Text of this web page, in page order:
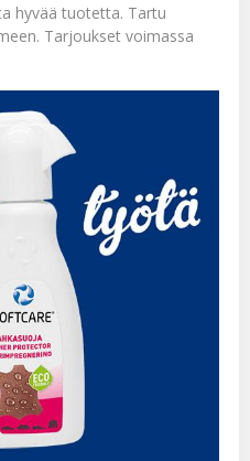
hyvää tuotetta. Tartu
Tarjoukset voimassa